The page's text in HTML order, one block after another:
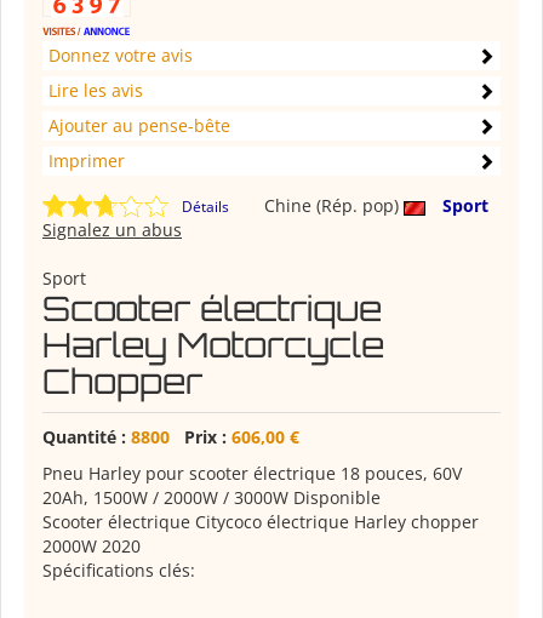
Donnez votre avis
Lire les avis
Ajouter au pense-bête
Imprimer
Détails Chine (Rép. pop)
Sport
Signalez un abus
Sport
Scooter électrique
Harley Motorcycle
Chopper
Quantité : 8800 Prix : 606,00 €
Pneu Harley pour scooter électrique 18 pouces, 60V
20Ah, 1500W / 2000W / 3000W Disponible
Scooter électrique Citycoco électrique Harley chopper
2000W 2020
Spécifications clés: